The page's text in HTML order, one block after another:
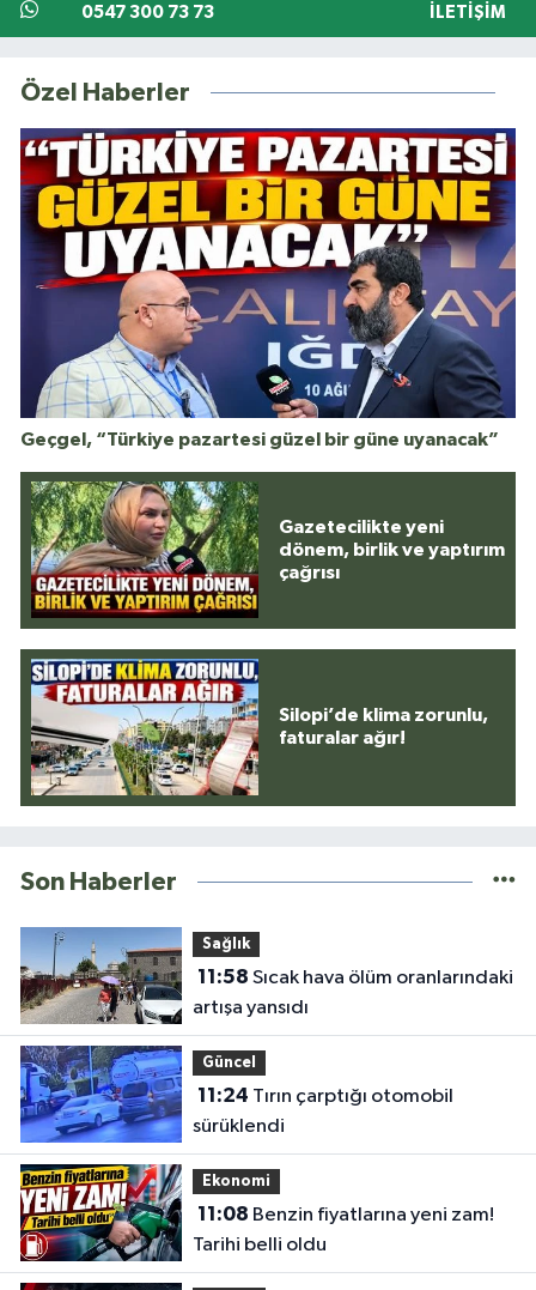
0547 300 73 73 İLETIŞIM
Özel Haberler
Geçgel, “Türkiye pazartesi güzel bir güne uyanacak”
Gazetecilikte yeni
dönem, birlik ve yaptırım
çağrısı
Silopi’de klima zorunlu,
faturalar ağır!
Son Haberler
Sağlık
11:58
artışa yansıdı
Güncel
11:24
sürüklendi
Ekonomi
11:08
Tarihi belli oldu